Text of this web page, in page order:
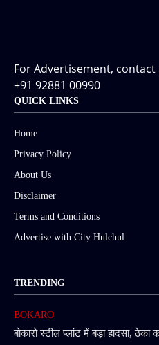
For Advertisement, contact
+91 92881 00990
QUICK LINKS
Home
Privacy Policy
About Us
Disclaimer
Terms and Conditions
Advertise with City Hulchul
TRENDING
BOKARO
बोकारो स्टील प्लांट में बड़ा हादसा,